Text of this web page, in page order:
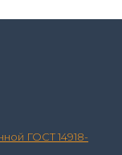
ГОСТ 14918-